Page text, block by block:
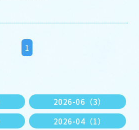
1
2026-06（3）
2026-04（1）